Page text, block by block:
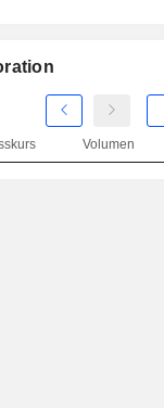
Volumen